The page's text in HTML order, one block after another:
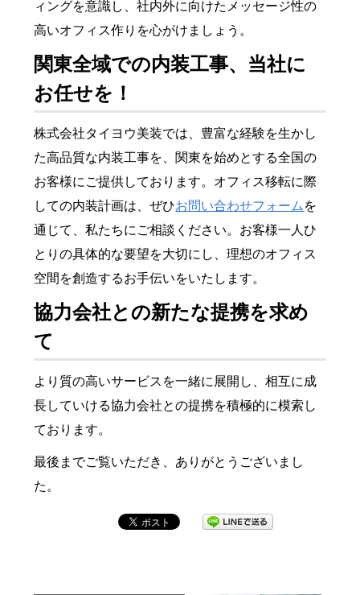
ィングを意識し、社内外に向けたメッセージ性の
高いオフィス作りを心がけましょう。
関東全域での内装工事、当社に
お任せを！
株式会社タイヨウ美装では、豊富な経験を生かし
た高品質な内装工事を、関東を始めとする全国の
お客様にご提供しております。オフィス移転に際
しての内装計画は、ぜひお問い合わせフォームを
通じて、私たちにご相談ください。お客様一人ひ
とりの具体的な要望を大切にし、理想のオフィス
空間を創造するお手伝いをいたします。
協力会社との新たな提携を求め
て
より質の高いサービスを一緒に展開し、相互に成
長していける協力会社との提携を積極的に模索し
ております。
最後までご覧いただき、ありがとうございまし
た。